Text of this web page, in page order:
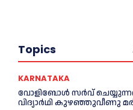
Topics
KARNATAKA
വോളിബോൾ സർവ്
വിദ്യാർഥി കുഴഞ്ഞുവീണു